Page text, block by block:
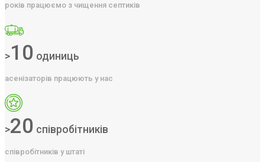
років працюємо з чищення септиків
>10 одиниць
асенізаторів працюють у нас
>20 співробітників
співробітників у штаті